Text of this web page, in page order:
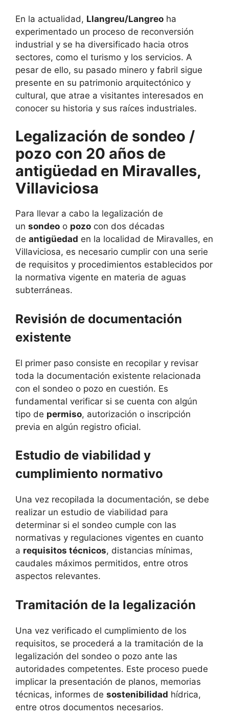
En la actualidad, Llangreu/Langreo ha
experimentado un proceso de reconversión
industrial y se ha diversificado hacia otros
sectores, como el turismo y los servicios. A
pesar de ello, su pasado minero y fabril sigue
presente en su patrimonio arquitectónico y
cultural, que atrae a visitantes interesados en
conocer su historia y sus raíces industriales.
Legalización de sondeo /
pozo con 20 años de
antigüedad en Miravalles,
Villaviciosa
Para llevar a cabo la legalización de
un sondeo o pozo con dos décadas
de antigüedad en la localidad de Miravalles, en
Villaviciosa, es necesario cumplir con una serie
de requisitos y procedimientos establecidos por
la normativa vigente en materia de aguas
subterráneas.
Revisión de documentación
existente
El primer paso consiste en recopilar y revisar
toda la documentación existente relacionada
con el sondeo o pozo en cuestión. Es
fundamental verificar si se cuenta con algún
tipo de permiso, autorización o inscripción
previa en algún registro oficial.
Estudio de viabilidad y
cumplimiento normativo
Una vez recopilada la documentación, se debe
realizar un estudio de viabilidad para
determinar si el sondeo cumple con las
normativas y regulaciones vigentes en cuanto
a requisitos técnicos, distancias mínimas,
caudales máximos permitidos, entre otros
aspectos relevantes.
Tramitación de la legalización
Una vez verificado el cumplimiento de los
requisitos, se procederá a la tramitación de la
legalización del sondeo o pozo ante las
autoridades competentes. Este proceso puede
implicar la presentación de planos, memorias
técnicas, informes de sostenibilidad hídrica,
entre otros documentos necesarios.